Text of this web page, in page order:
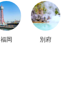
福岡 別府